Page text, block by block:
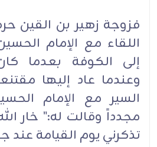
فزوجة زهير بن القين
اللقاء مع الإمام
إلى الكوفة بعدما
وعندما عاد إليها
السير مع الإمام
مجدداً وقالت له:" خار
تذكرني يوم القيامة عند